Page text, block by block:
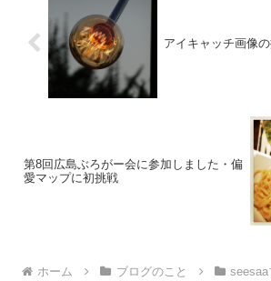
アイキャッチ画像
第8回広島ぶろがー会に参加しました・偏
愛マップに初挑戦
ホーム ブログのこと